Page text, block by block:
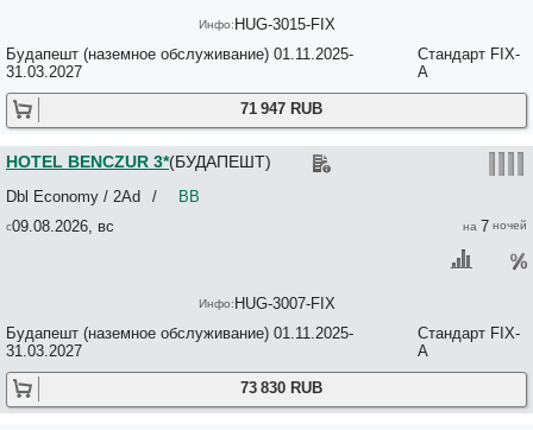
Boutique Residence Budapest 3*+
Bpm Downtown Studio and Luxury Apartments 3*
BpR City Center Design Apartments 3*
Broadway City Panzio 2*
Broadway Hostel & Apartments 2*
Brody House 5*
Buda Center 2*
Buda Hill Residences 4*
Budai Sport Hotel 3*
Budapest Bed And Breakfast 3*
Budapest Center Residence 3*
Будапешт (наземное обслуживание) 01.11.2025-
31.03.2027
Стандарт FIX-
A
71 947 RUB
HUG-3015-FIX
09.08.2026, вс
Будапешт (наземное обслуживание) 01.11.2025-
31.03.2027
Стандарт FIX-
A
7
HOTEL BENCZUR 3*(БУДАПЕШТ)
/ BB
Dbl Economy / 2Ad
73 830 RUB
HUG-3007-FIX